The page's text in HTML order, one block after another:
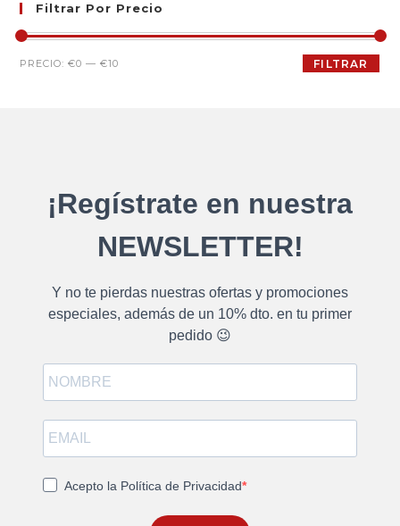
Filtrar Por Precio
FILTRAR
PRECIO:€0 —€10
¡Regístrate en nuestra
NEWSLETTER!
Y no te pierdas nuestras ofertas y promociones
especiales, además de un 10% dto. en tu primer
pedido 😉
Acepto la Política de Privacidad